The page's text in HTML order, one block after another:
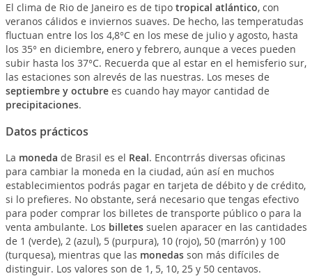
El clima de Rio de Janeiro es de tipotropical atlántico, con
veranos cálidos e inviernos suaves. De hecho, las temperatudas
fluctuan entre los los 4,8°C en los mese de julio y agosto, hasta
los 35° en diciembre, enero y febrero, aunque a veces pueden
subir hasta los 37°C. Recuerda que al estar en el hemisferio sur,
las estaciones son alrevés de las nuestras. Los meses de
septiembre y octubrees cuando hay mayor cantidad de
precipitaciones.
Datos prácticos
La moneda de Brasil es el Real. Encontrrás diversas oficinas
para cambiar la moneda en la ciudad, aún así en muchos
establecimientos podrás pagar en tarjeta de débito y de crédito,
si lo prefieres. No obstante, será necesario que tengas efectivo
para poder comprar los billetes de transporte público o para la
venta ambulante. Los billetessuelen aparacer en las cantidades
de 1 (verde), 2 (azul), 5 (purpura), 10 (rojo), 50 (marrón) y 100
(turquesa), mientras que las monedasson más difíciles de
distinguir. Los valores son de 1, 5, 10, 25 y 50 centavos.